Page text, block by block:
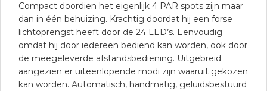
Compact doordien het eigenlijk 4 PAR spots zijn maar
dan in één behuizing. Krachtig doordat hij een forse
lichtoprengst heeft door de 24 LED’s. Eenvoudig
omdat hij door iedereen bediend kan worden, ook door
de meegeleverde afstandsbediening. Uitgebreid
aangezien er uiteenlopende modi zijn waaruit gekozen
kan worden. Automatisch, handmatig, geluidsbestuurd